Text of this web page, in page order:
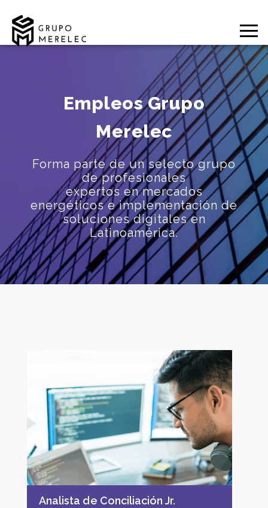
Empleos Grupo
Merelec
Forma parte de un selecto grupo
de profesionales
expertos en mercados
energéticos e implementación de
soluciones digitales en
Latinoamérica.
Analista de Conciliación Jr.